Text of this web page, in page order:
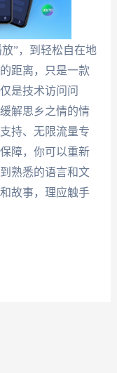
”，到轻松自在地
距离，只是一款
是技术访问问
解思乡之情的情
持、无限流量专
障，你可以重新
熟悉的语言和文
故事，理应触手